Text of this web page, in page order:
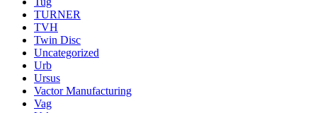
TURNER
TVH
Twin Disc
Uncategorized
Urb
Ursus
Vactor Manufacturing
Vag